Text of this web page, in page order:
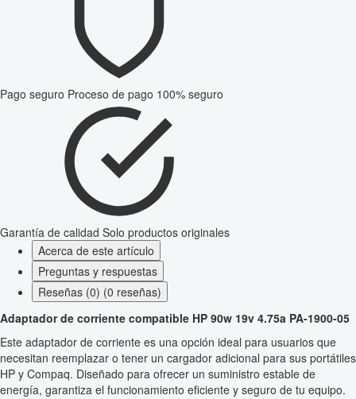
Pago seguro Proceso de pago 100% seguro
Garantía de calidad Solo productos originales
Acerca de este artículo
Preguntas y respuestas
Reseñas (0) (0 reseñas)
Adaptador de corriente compatible HP 90w 19v 4.75a PA-1900-05
Este adaptador de corriente es una opción ideal para usuarios que
necesitan reemplazar o tener un cargador adicional para sus portátiles
HP y Compaq. Diseñado para ofrecer un suministro estable de
energía, garantiza el funcionamiento eficiente y seguro de tu equipo.